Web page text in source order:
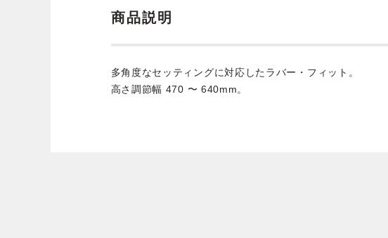
商品説明
多角度なセッティングに対応したラバー・フィット。
高さ調節幅 470 〜 640mm。